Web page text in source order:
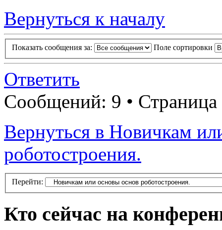
Вернуться к началу
Показать сообщения за: Поле сортировки
Ответить
Сообщений: 9 • Страница
Вернуться в Новичкам
роботостроения.
Перейти:
Кто сейчас на